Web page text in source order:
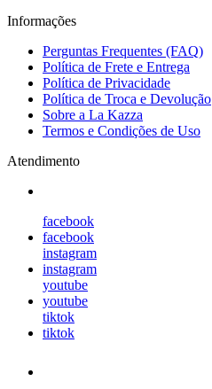
Informações
Perguntas Frequentes (FAQ)
Política de Frete e Entrega
Política de Privacidade
Política de Troca e Devolução
Sobre a La Kazza
Termos e Condições de Uso
Atendimento
facebook
facebook
instagram
instagram
youtube
youtube
tiktok
tiktok